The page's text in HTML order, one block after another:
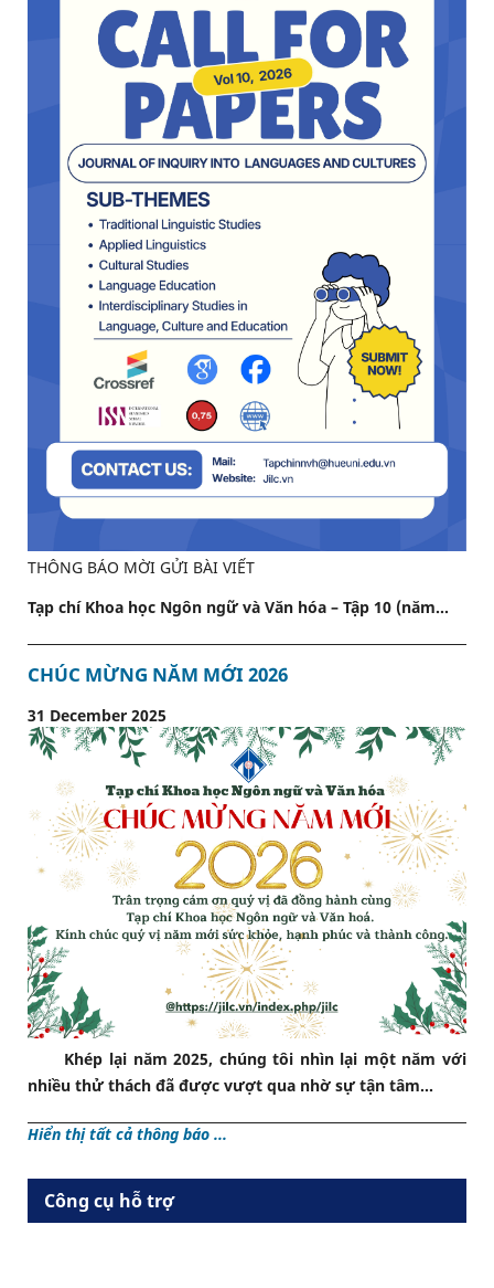
THÔNG BÁO MỜI GỬI BÀI VIẾT
Tạp chí Khoa học Ngôn ngữ và Văn hóa – Tập 10 (năm...
CHÚC MỪNG NĂM MỚI 2026
31 December 2025
Khép lại năm 2025, chúng tôi nhìn lại một năm với
nhiều thử thách đã được vượt qua nhờ sự tận tâm...
Hiển thị tất cả thông báo ...
Công cụ hỗ trợ